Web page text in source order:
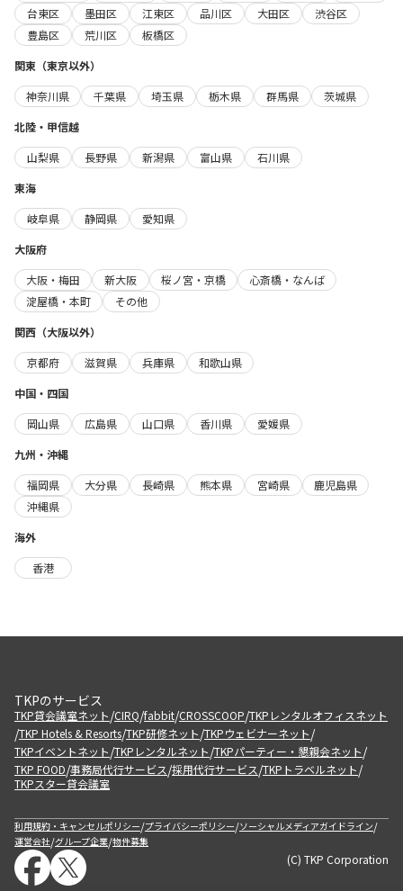
台東区
墨田区 江東区 品川区 大田区
渋谷区
豊島区
荒川区
板橋区
関東（東京以外）
神奈川県
千葉県 埼玉県 栃木県 群馬県
茨城県
北陸・甲信越
山梨県
長野県 新潟県 富山県
石川県
東海
岐阜県
静岡県
愛知県
大阪府
大阪・梅田
新大阪 桜ノ宮・京橋
心斎橋・なんば
淀屋橋・本町
その他
関西（大阪以外）
京都府
滋賀県 兵庫県
和歌山県
中国・四国
岡山県
広島県 山口県 香川県
愛媛県
九州・沖縄
福岡県
大分県 長崎県 熊本県 宮崎県
鹿児島県
沖縄県
海外
香港
TKPのサービス
TKP貸会議室ネット/CIRQ/fabbit/CROSSCOOP/TKPレンタルオフィスネット
/TKP Hotels & Resorts/TKP研修ネット/TKPウェビナーネット/
TKPイベントネット/TKPレンタルネット/TKPパーティー・懇親会ネット/
TKP FOOD/事務局代行サービス/採用代行サービス/TKPトラベルネット/
TKPスター貸会議室
利用規約・キャンセルポリシー/プライバシーポリシー/ソーシャルメディアガイドライン/
運営会社/グループ企業/物件募集
(C) TKP Corporation